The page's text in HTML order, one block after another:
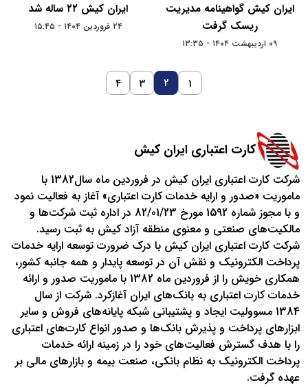
ایران‌ کیش گواهینامه مدیریت
ریسک گرفت
۰۹ اردیبهشت ۱۴۰۴ - ۱۳:۳۵
ایران کیش ۲۲ ساله شد
۲۴ فروردین ۱۴۰۴ - ۱۵:۴۵
1
2
3
4
کارت اعتباری ایران کیش
شرکت کارت اعتباری ایران کیش در فروردین ماه سال1382 با
ماموریت «صدور و ارايه خدمات کارت اعتباری» آغاز به فعالیت نمود
و با مجوز شماره 1592 مورخ 82/01/23 در اداره ثبت شرکت‌ها و
مالکیت‌های صنعتی و معنوی منطقه آزاد کیش به ثبت رسید.
شركت كارت اعتباري ایران کیش با درک ضرورت توسعه ارايه خدمات
پرداخت الکترونیک و نقش آن در توسعه پایدار و همه جانبه کشور،
همکاری خویش را از فروردین ماه 1382 با ماموریت صدور و ارائه
خدمات کارت اعتباری به بانک‌های ایران آغازکرد. شرکت از سال
1384 مسوولیت ایجاد و پشتیبانی شبکه پایانه‌های فروش و سایر
ابزارهای پرداخت و پذیرش بانک‌ها و صدور انواع کارت‌های اعتباری
را با هدف گسترش فعالیت‌های خود را در زمینه ارائه خدمات
پرداخت الکترونیک به نظام بانکی، صنعت بیمه و بازارهای مالی بر
عهده گرفت.